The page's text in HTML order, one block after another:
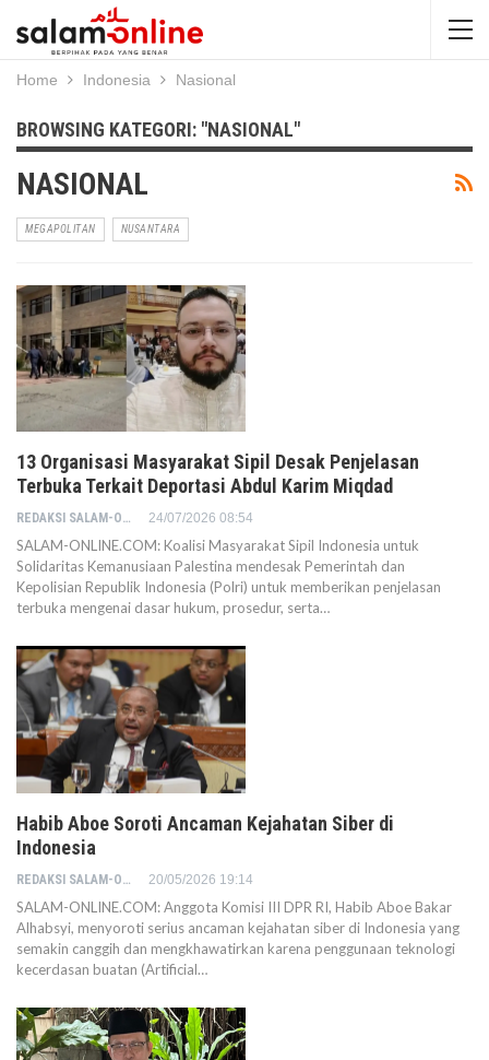
Home Indonesia Nasional
BROWSING KATEGORI: "NASIONAL"
NASIONAL
MEGAPOLITAN NUSANTARA
13 Organisasi Masyarakat Sipil Desak Penjelasan
Terbuka Terkait Deportasi Abdul Karim Miqdad
REDAKSI SALAM-ONLINE 24/07/2026 08:54
SALAM-ONLINE.COM: Koalisi Masyarakat Sipil Indonesia untuk
Solidaritas Kemanusiaan Palestina mendesak Pemerintah dan
Kepolisian Republik Indonesia (Polri) untuk memberikan penjelasan
terbuka mengenai dasar hukum, prosedur, serta…
Habib Aboe Soroti Ancaman Kejahatan Siber di
Indonesia
REDAKSI SALAM-ONLINE 20/05/2026 19:14
SALAM-ONLINE.COM: Anggota Komisi III DPR RI, Habib Aboe Bakar
Alhabsyi, menyoroti serius ancaman kejahatan siber di Indonesia yang
semakin canggih dan mengkhawatirkan karena penggunaan teknologi
kecerdasan buatan (Artificial…